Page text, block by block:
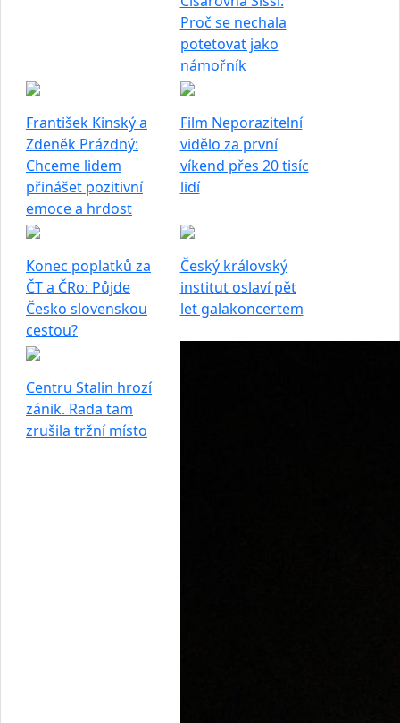
Proč se nechala
potetovat jako
námořník
František Kinský a
Zdeněk Prázdný:
Chceme lidem
přinášet pozitivní
emoce a hrdost
Film Neporazitelní
vidělo za první
víkend přes 20 tisíc
lidí
Konec poplatků za
ČT a ČRo: Půjde
Česko slovenskou
cestou?
Český královský
institut oslaví pět
let galakoncertem
Centru Stalin hrozí
zánik. Rada tam
zrušila tržní místo